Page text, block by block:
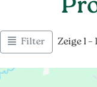
Filter Zeige 1 –